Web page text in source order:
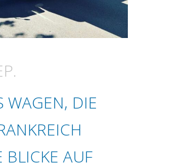
WAGEN, DIE
BLICKE AUF